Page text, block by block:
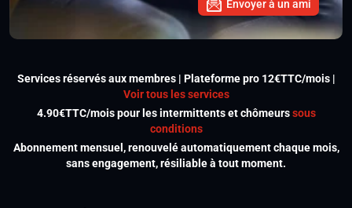
Envoyer à un ami
Services réservés aux membres | Plateforme pro 12€TTC/mois |
Voir tous les services
4.90€TTC/mois pour les intermittents et chômeurssous
conditions
Abonnement mensuel, renouvelé automatiquement chaque mois,
sans engagement, résiliable à tout moment.